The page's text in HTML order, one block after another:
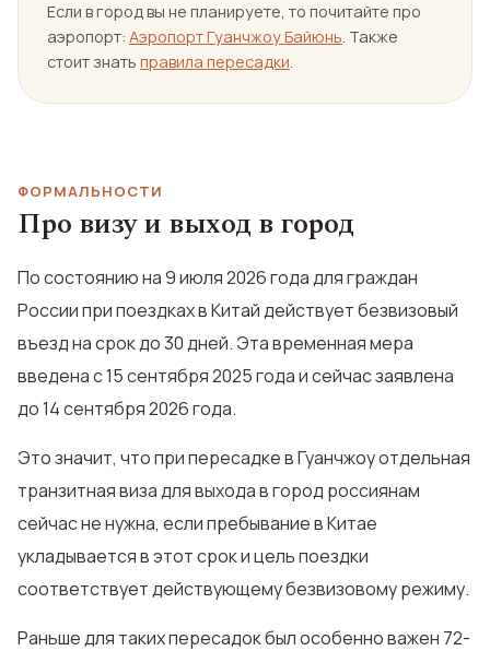
Если в город вы не планируете, то почитайте про
аэропорт: Аэропорт Гуанчжоу Байюнь. Также
стоит знать правила пересадки.
ФОРМАЛЬНОСТИ
Про визу и выход в город
По состоянию на 9 июля 2026 года для граждан
России при поездках в Китай действует безвизовый
въезд на срок до 30 дней. Эта временная мера
введена с 15 сентября 2025 года и сейчас заявлена
до 14 сентября 2026 года.
Это значит, что при пересадке в Гуанчжоу отдельная
транзитная виза для выхода в город россиянам
сейчас не нужна, если пребывание в Китае
укладывается в этот срок и цель поездки
соответствует действующему безвизовому режиму.
Раньше для таких пересадок был особенно важен 72-